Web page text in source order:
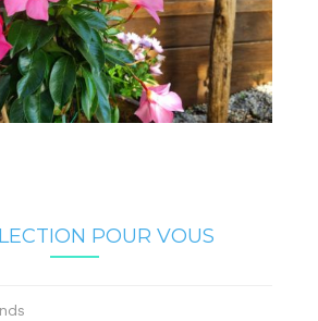
POUR VOUS